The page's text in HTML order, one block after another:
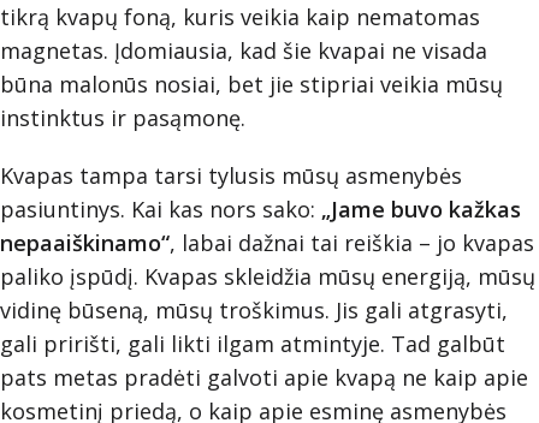
tikrą kvapų foną, kuris veikia kaip nematomas
magnetas. Įdomiausia, kad šie kvapai ne visada
būna malonūs nosiai, bet jie stipriai veikia mūsų
instinktus ir pasąmonę.
Kvapas tampa tarsi tylusis mūsų asmenybės
pasiuntinys. Kai kas nors sako: „Jame buvo kažkas
nepaaiškinamo“, labai dažnai tai reiškia – jo kvapas
paliko įspūdį. Kvapas skleidžia mūsų energiją, mūsų
vidinę būseną, mūsų troškimus. Jis gali atgrasyti,
gali pririšti, gali likti ilgam atmintyje. Tad galbūt
pats metas pradėti galvoti apie kvapą ne kaip apie
kosmetinį priedą, o kaip apie esminę asmenybės